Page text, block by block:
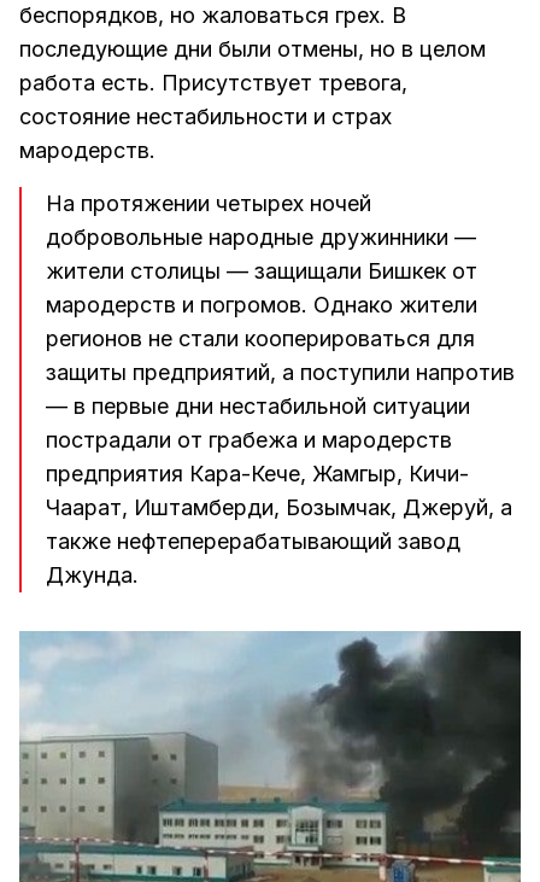
беспорядков, но жаловаться грех. В
последующие дни были отмены, но в целом
работа есть. Присутствует тревога,
состояние нестабильности и страх
мародерств.
На протяжении четырех ночей
добровольные народные дружинники —
жители столицы — защищали Бишкек от
мародерств и погромов. Однако жители
регионов не стали кооперироваться для
защиты предприятий, а поступили напротив
— в первые дни нестабильной ситуации
пострадали от грабежа и мародерств
предприятия Кара-Кече, Жамгыр, Кичи-
Чаарат, Иштамберди, Бозымчак, Джеруй, а
также нефтеперерабатывающий завод
Джунда.